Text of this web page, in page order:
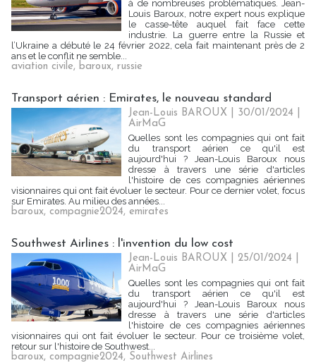
à de nombreuses problématiques. Jean-
Louis Baroux, notre expert nous explique
le casse-tête auquel fait face cette
industrie. La guerre entre la Russie et
l’Ukraine a débuté le 24 février 2022, cela fait maintenant près de 2
ans et le conflit ne semble...
aviation civile, baroux, russie
Transport aérien : Emirates, le nouveau standard
Jean-Louis BAROUX | 30/01/2024
AirMaG
Quelles sont les compagnies qui ont fait
du transport aérien ce qu'il est
aujourd'hui ? Jean-Louis Baroux nous
dresse à travers une série d'articles
l'histoire de ces compagnies aériennes
visionnaires qui ont fait évoluer le secteur. Pour ce dernier volet, focus
sur Emirates. Au milieu des années...
baroux, compagnie2024, emirates
Southwest Airlines : l'invention du low cost
Jean-Louis BAROUX | 25/01/2024
AirMaG
Quelles sont les compagnies qui ont fait
du transport aérien ce qu'il est
aujourd'hui ? Jean-Louis Baroux nous
dresse à travers une série d'articles
l'histoire de ces compagnies aériennes
visionnaires qui ont fait évoluer le secteur. Pour ce troisième volet,
retour sur l'histoire de Southwest...
baroux, compagnie2024, Southwest Airlines